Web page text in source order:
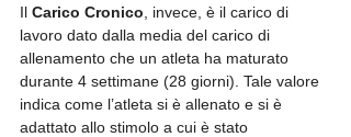
Il Carico Cronico , invece, è il carico di
lavoro dato dalla media del carico di
allenamento che un atleta ha maturato
durante 4 settimane (28 giorni). Tale valore
indica come l’atleta si è allenato e si è
adattato allo stimolo a cui è stato